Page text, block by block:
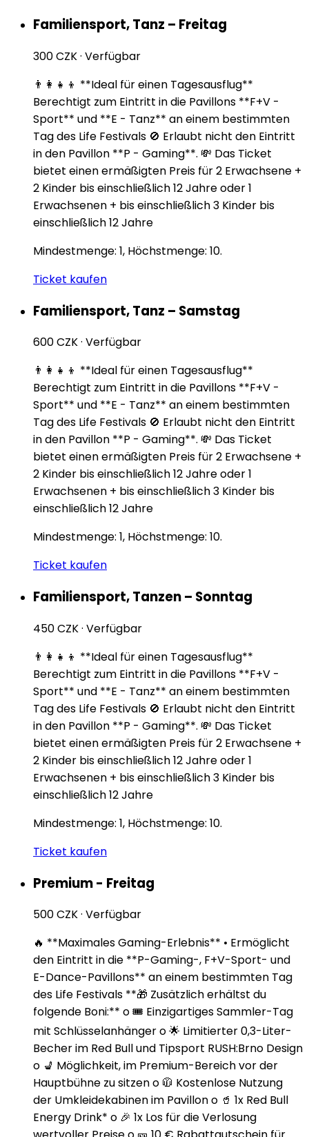
Familiensport, Tanz – Freitag
300 CZK· Verfügbar
👨‍👩‍👧‍👦 **Ideal für einen Tagesausflug**
Berechtigt zum Eintritt in die Pavillons **F+V -
Sport** und **E - Tanz** an einem bestimmten
Tag des Life Festivals 🚫 Erlaubt nicht den Eintritt
in den Pavillon **P - Gaming**. 💸 Das Ticket
bietet einen ermäßigten Preis für 2 Erwachsene +
2 Kinder bis einschließlich 12 Jahre oder 1
Erwachsenen + bis einschließlich 3 Kinder bis
einschließlich 12 Jahre
Mindestmenge: 1, Höchstmenge: 10.
Ticket kaufen
Familiensport, Tanz – Samstag
600 CZK· Verfügbar
👨‍👩‍👧‍👦 **Ideal für einen Tagesausflug**
Berechtigt zum Eintritt in die Pavillons **F+V -
Sport** und **E - Tanz** an einem bestimmten
Tag des Life Festivals 🚫 Erlaubt nicht den Eintritt
in den Pavillon **P - Gaming**. 💸 Das Ticket
bietet einen ermäßigten Preis für 2 Erwachsene +
2 Kinder bis einschließlich 12 Jahre oder 1
Erwachsenen + bis einschließlich 3 Kinder bis
einschließlich 12 Jahre
Mindestmenge: 1, Höchstmenge: 10.
Ticket kaufen
Familiensport, Tanzen – Sonntag
450 CZK· Verfügbar
👨‍👩‍👧‍👦 **Ideal für einen Tagesausflug**
Berechtigt zum Eintritt in die Pavillons **F+V -
Sport** und **E - Tanz** an einem bestimmten
Tag des Life Festivals 🚫 Erlaubt nicht den Eintritt
in den Pavillon **P - Gaming**. 💸 Das Ticket
bietet einen ermäßigten Preis für 2 Erwachsene +
2 Kinder bis einschließlich 12 Jahre oder 1
Erwachsenen + bis einschließlich 3 Kinder bis
einschließlich 12 Jahre
Mindestmenge: 1, Höchstmenge: 10.
Ticket kaufen
Premium - Freitag
500 CZK· Verfügbar
🔥 **Maximales Gaming-Erlebnis** • Ermöglicht
den Eintritt in die **P-Gaming-, F+V-Sport- und
E-Dance-Pavillons** an einem bestimmten Tag
des Life Festivals **🎁 Zusätzlich erhältst du
folgende Boni:** o 🎟️ Einzigartiges Sammler-Tag
mit Schlüsselanhänger o 🌟 Limitierter 0,3-Liter-
Becher im Red Bull und Tipsport RUSH:Brno Design
o 💺 Möglichkeit, im Premium-Bereich vor der
Hauptbühne zu sitzen o 🧥 Kostenlose Nutzung
der Umkleidekabinen im Pavillon o 🥤 1x Red Bull
Energy Drink* o 🎉 1x Los für die Verlosung